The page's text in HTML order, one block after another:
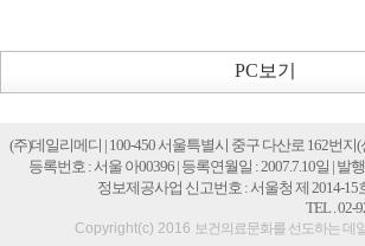
PC보기
(주)데일리메디 | 100-450 서울특별시 중구 다산로 162번지
등록번호 : 서울 아00396 | 등록연월일 : 2007.7.10일 | 발
정보제공사업 신고번호 : 서울청 제 2014-15
TEL . 02-
Copyright(c) 2016 보건의료문화를 선도하는 데